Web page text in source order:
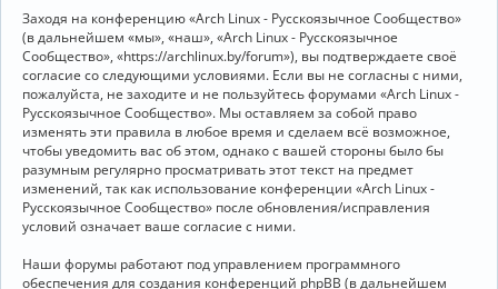
и
н
та
ц
и
я
Заходя на конференцию «Arch Linux - Русскоязычное Сообщество»
(в дальнейшем «мы», «наш», «Arch Linux - Русскоязычное
Сообщество», «https://archlinux.by/forum»), вы подтверждаете своё
согласие со следующими условиями. Если вы не согласны с ними,
пожалуйста, не заходите и не пользуйтесь форумами «Arch Linux -
Русскоязычное Сообщество». Мы оставляем за собой право
изменять эти правила в любое время и сделаем всё возможное,
чтобы уведомить вас об этом, однако с вашей стороны было бы
разумным регулярно просматривать этот текст на предмет
изменений, так как использование конференции «Arch Linux -
Русскоязычное Сообщество» после обновления/исправления
условий означает ваше согласие с ними.
Наши форумы работают под управлением программного
обеспечения для создания конференций phpBB (в дальнейшем